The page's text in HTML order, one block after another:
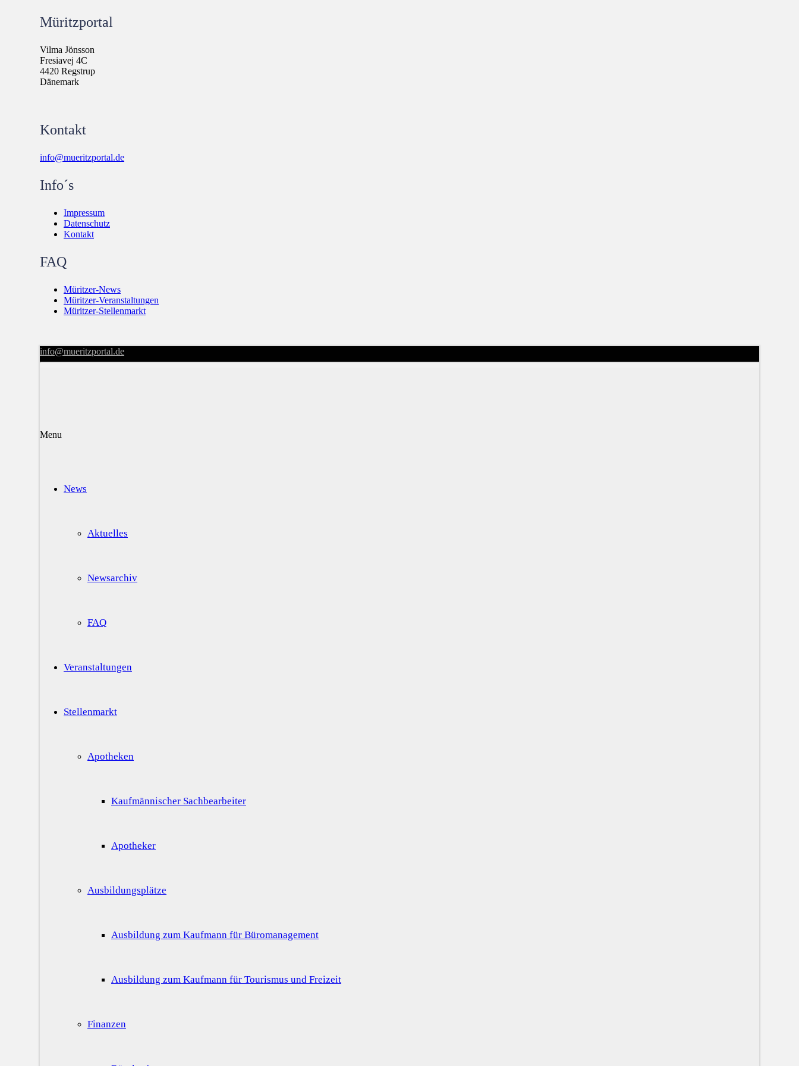
Müritzportal
Vilma Jönsson
Fresiavej 4C
4420 Regstrup
Dänemark
Kontakt
info@mueritzportal.de
Info´s
Impressum
Datenschutz
Kontakt
FAQ
Müritzer-News
Müritzer-Veranstaltungen
Müritzer-Stellenmarkt
info@mueritzportal.de
Menu
News
Aktuelles
Newsarchiv
FAQ
Veranstaltungen
Stellenmarkt
Apotheken
Kaufmännischer Sachbearbeiter
Apotheker
Ausbildungsplätze
Ausbildung zum Kaufmann für Büromanagement
Ausbildung zum Kaufmann für Tourismus und Freizeit
Finanzen